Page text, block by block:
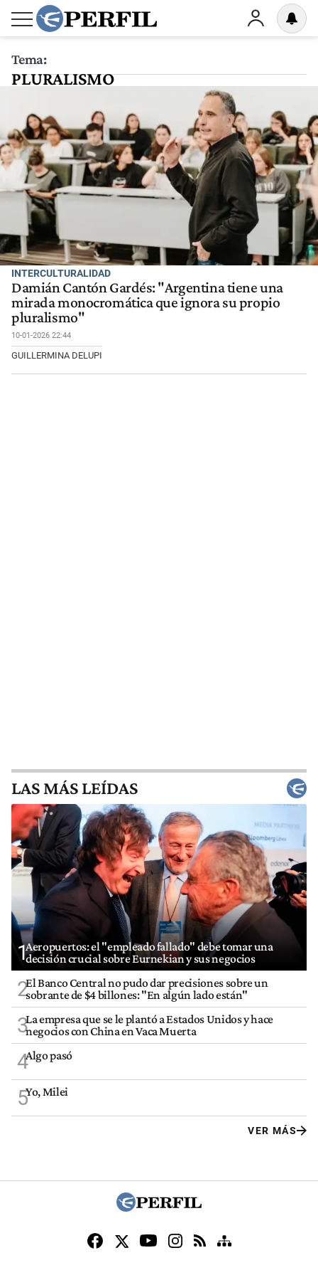
Tema:
PLURALISMO
INTERCULTURALIDAD
Damián Cantón Gardés: "Argentina tiene una
mirada monocromática que ignora su propio
pluralismo"
10-01-2026 22:44
GUILLERMINA DELUPI
LAS MÁS LEÍDAS
1Aeropuertos: el "empleado fallado" debe tomar una
decisión crucial sobre Eurnekian y sus negocios
2El Banco Central no pudo dar precisiones sobre un
sobrante de $4 billones: "En algún lado están"
3La empresa que se le plantó a Estados Unidos y hace
negocios con China en Vaca Muerta
4Algo pasó
5Yo, Milei
VER MÁS